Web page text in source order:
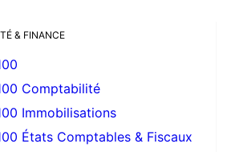
& FINANCE
Comptabilité
Immobilisations
États Comptables & Fiscaux